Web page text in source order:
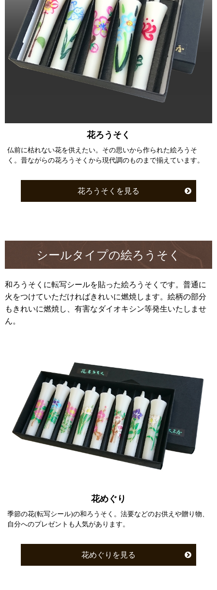
花ろうそく
仏前に枯れない花を供えたい。その思いから作られた絵ろうそ
く。昔ながらの花ろうそくから現代調のものまで揃えています。
花ろうそくを見る
シールタイプの絵ろうそく
和ろうそくに転写シールを貼った絵ろうそくです。普通に
火をつけていただければきれいに燃焼します。絵柄の部分
もきれいに燃焼し、有害なダイオキシン等発生いたしませ
ん。
花めぐり
季節の花(転写シール)の和ろうそく。法要などのお供えや贈り物、
自分へのプレゼントも人気があります。
花めぐりを見る